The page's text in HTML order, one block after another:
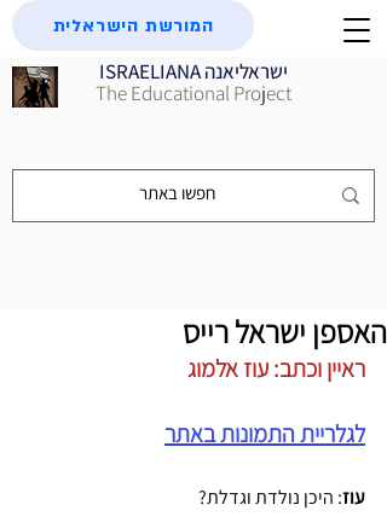
ISRAELIANA ישראליאנה
The Educational Project
המורשת הישראלית
האספן ישראל רייס
ראיין וכתב: עוז אלמוג
לגלריית התמונות באתר
עוז: היכן נולדת וגדלת?